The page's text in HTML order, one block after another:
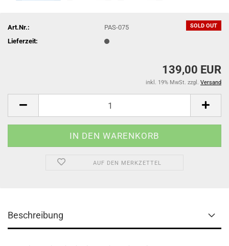
SOLD OUT
Art.Nr.:
PAS-075
Lieferzeit:
139,00 EUR
inkl. 19% MwSt. zzgl. Versand
AUF DEN MERKZETTEL
Beschreibung